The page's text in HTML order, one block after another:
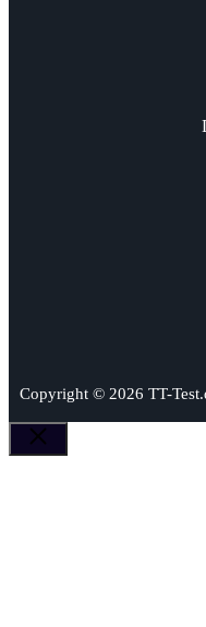
Copyright © 2026 TT-
Schließen